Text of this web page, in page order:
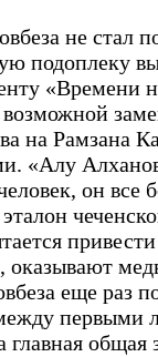
не стал
подоплеку
«Времени
возможной
на Рамзана
«Алу
он все
оказывают
еще раз
первыми
общая